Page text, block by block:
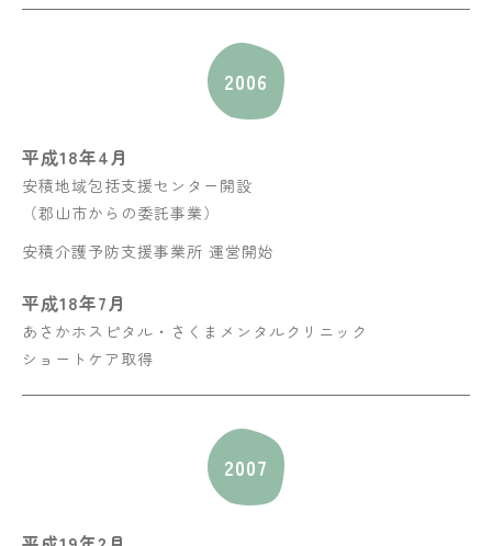
2006
平成18年4月
安積地域包括支援センター開設
（郡山市からの委託事業）
安積介護予防支援事業所 運営開始
平成18年7月
あさかホスピタル・さくまメンタルクリニック
ショートケア取得
2007